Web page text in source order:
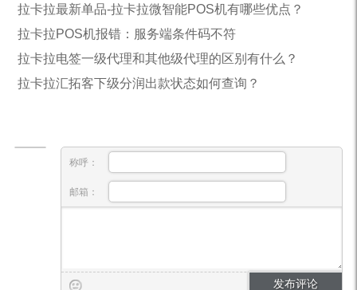
拉卡拉最新单品-拉卡拉微智能POS机有哪些优点？
拉卡拉POS机报错：服务端条件码不符
拉卡拉电签一级代理和其他级代理的区别有什么？
拉卡拉汇拓客下级分润出款状态如何查询？
称呼：
邮箱：